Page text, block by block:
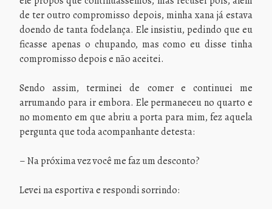
de ter outro compromisso depois, minha xana já estava
doendo de tanta fodelança. Ele insistiu, pedindo que eu
ficasse apenas o chupando, mas como eu disse tinha
compromisso depois e não aceitei.
Sendo assim, terminei de comer e continuei me
arrumando para ir embora. Ele permaneceu no quarto e
no momento em que abriu a porta para mim, fez aquela
pergunta que toda acompanhante detesta:
– Na próxima vez você me faz um desconto?
Levei na esportiva e respondi sorrindo: